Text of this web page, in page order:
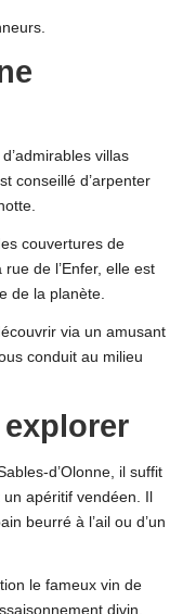
villas
conseillé d’arpenter
couvertures de
de l’Enfer, elle est
de la planète.
via un amusant
conduit au milieu
d’Olonne, il suffit
apéritif vendéen. Il
beurré à l’ail ou d’un
le fameux vin de
divin.